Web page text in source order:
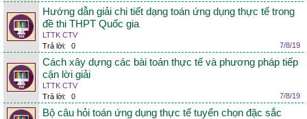
Hướng dẫn giải chi tiết dạng toán ứng dụng thực tế trong
đề thi THPT Quốc gia
LTTK CTV
Trả lời:
0 7/8/19
Cách xây dựng các bài toán thực tế và phương pháp tiếp
cận lời giải
LTTK CTV
Trả lời:
0 7/8/19
Bộ câu hỏi toán ứng dụng thực tế tuyển chọn đặc sắc